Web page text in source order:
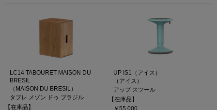
LC14 TABOURET MAISON DU
BRESIL
（MAISON DU BRESIL）
タブレ メゾン ドゥ ブラジル
【在庫品】
UP IS1（アイス）
（アイス）
アップ スツール
【在庫品】
￥55,000